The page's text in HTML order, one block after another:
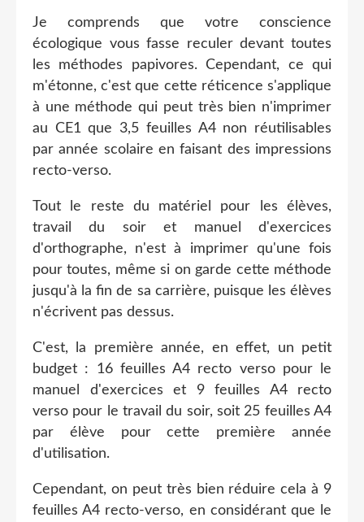
Je comprends que votre conscience
écologique vous fasse reculer devant toutes
les méthodes papivores. Cependant, ce qui
m'étonne, c'est que cette réticence s'applique
à une méthode qui peut très bien n'imprimer
au CE1 que 3,5 feuilles A4 non réutilisables
par année scolaire en faisant des impressions
recto-verso.
Tout le reste du matériel pour les élèves,
travail du soir et manuel d'exercices
d'orthographe, n'est à imprimer qu'une fois
pour toutes, même si on garde cette méthode
jusqu'à la fin de sa carrière, puisque les élèves
n'écrivent pas dessus.
C'est, la première année, en effet, un petit
budget : 16 feuilles A4 recto verso pour le
manuel d'exercices et 9 feuilles A4 recto
verso pour le travail du soir, soit 25 feuilles A4
par élève pour cette première année
d'utilisation.
Cependant, on peut très bien réduire cela à 9
feuilles A4 recto-verso, en considérant que le